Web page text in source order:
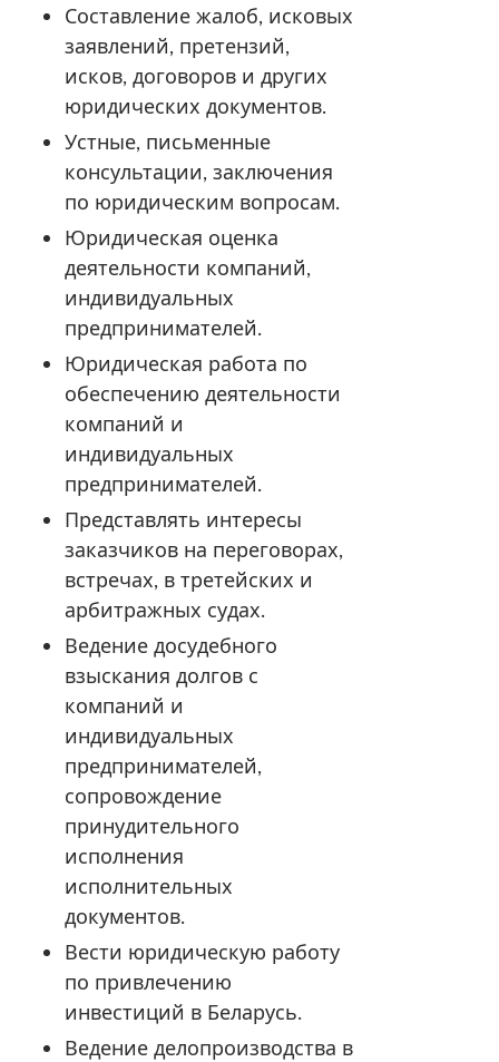
Составление жалоб, исковых
заявлений, претензий,
исков, договоров и других
юридических документов.
Устные, письменные
консультации, заключения
по юридическим вопросам.
Юридическая оценка
деятельности компаний,
индивидуальных
предпринимателей.
Юридическая работа по
обеспечению деятельности
компаний и
индивидуальных
предпринимателей.
Представлять интересы
заказчиков на переговорах,
встречах, в третейских и
арбитражных судах.
Ведение досудебного
взыскания долгов с
компаний и
индивидуальных
предпринимателей,
сопровождение
принудительного
исполнения
исполнительных
документов.
Вести юридическую работу
по привлечению
инвестиций в Беларусь.
Ведение делопроизводства в